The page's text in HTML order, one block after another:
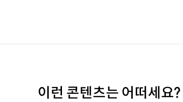
이런 콘텐츠는 어떠세요?